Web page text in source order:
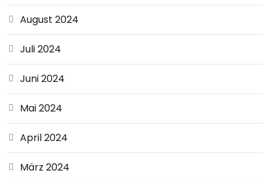
August 2024
Juli 2024
Juni 2024
Mai 2024
April 2024
März 2024